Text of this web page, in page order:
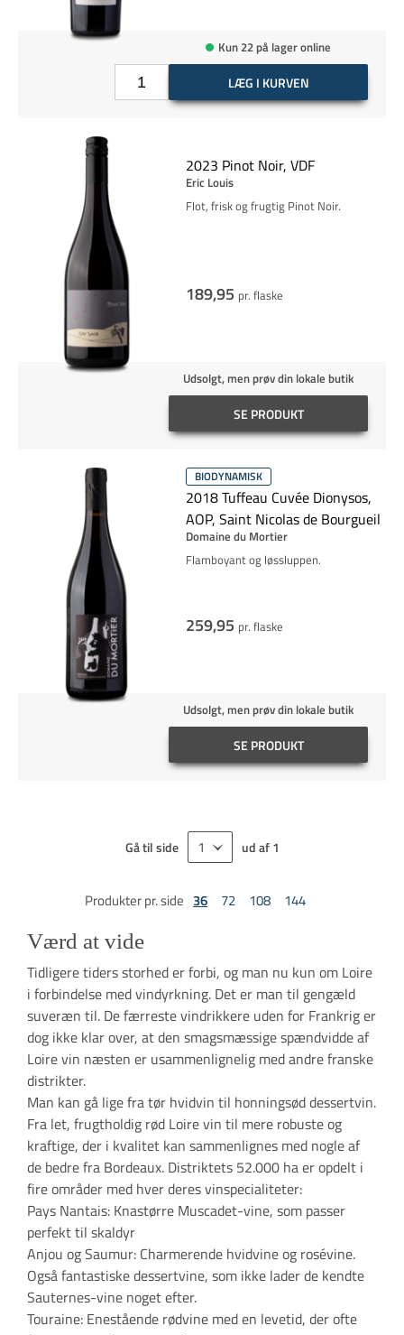
Kun 22 på lager online
LÆG I KURVEN
2023 Pinot Noir, VDF
Eric Louis
Flot, frisk og frugtig Pinot Noir.
189,95 pr. flaske
Udsolgt, men prøv din lokale butik
SE PRODUKT
BIODYNAMISK
2018 Tuffeau Cuvée Dionysos,
AOP, Saint Nicolas de Bourgueil
Domaine du Mortier
Flamboyant og løssluppen.
259,95 pr. flaske
Udsolgt, men prøv din lokale butik
SE PRODUKT
Gå til side ud af 1
Produkter pr. side 36 72 108 144
Værd at vide
Tidligere tiders storhed er forbi, og man nu kun om Loire
i forbindelse med vindyrkning. Det er man til gengæld
suveræn til. De færreste vindrikkere uden for Frankrig er
dog ikke klar over, at den smagsmæssige spændvidde af
Loire vin næsten er usammenlignelig med andre franske
distrikter.
Man kan gå lige fra tør hvidvin til honningsød dessertvin.
Fra let, frugtholdig rød Loire vin til mere robuste og
kraftige, der i kvalitet kan sammenlignes med nogle af
de bedre fra Bordeaux. Distriktets 52.000 ha er opdelt i
fire områder med hver deres vinspecialiteter:
Pays Nantais: Knastørre Muscadet-vine, som passer
perfekt til skaldyr
Anjou og Saumur: Charmerende hvidvine og rosévine.
Også fantastiske dessertvine, som ikke lader de kendte
Sauternes-vine noget efter.
Touraine: Enestående rødvine med en levetid, der ofte